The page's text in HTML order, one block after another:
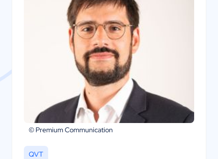
© Premium Communication
QVT